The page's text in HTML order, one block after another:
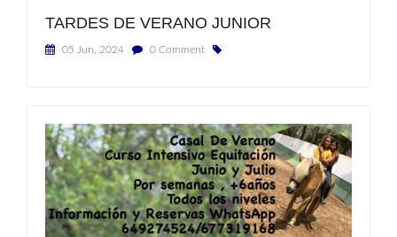
TARDES DE VERANO JUNIOR
05 Jun, 2024 0 Comment